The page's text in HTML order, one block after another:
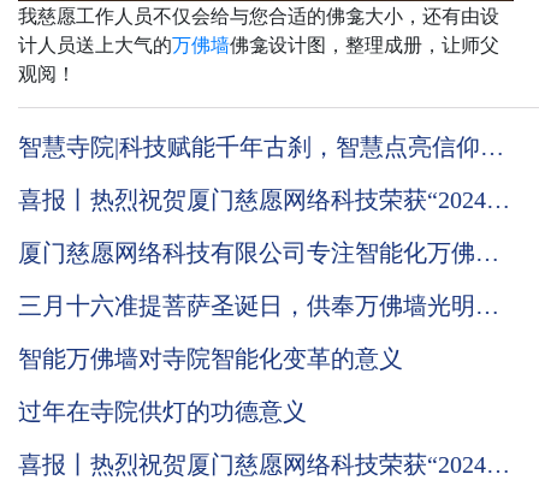
我慈愿工作人员不仅会给与您合适的佛龛大小，还有由设
计人员送上大气的万佛墙佛龛设计图，整理成册，让师父
观阅！
智慧寺院|科技赋能千年古刹，智慧点亮信仰之
喜报丨热烈祝贺厦门慈愿网络科技荣获“2024国
厦门慈愿网络科技有限公司专注智能化万佛墙
三月十六准提菩萨圣诞日，供奉万佛墙光明灯
智能万佛墙对寺院智能化变革的意义
过年在寺院供灯的功德意义
喜报丨热烈祝贺厦门慈愿网络科技荣获“2024国